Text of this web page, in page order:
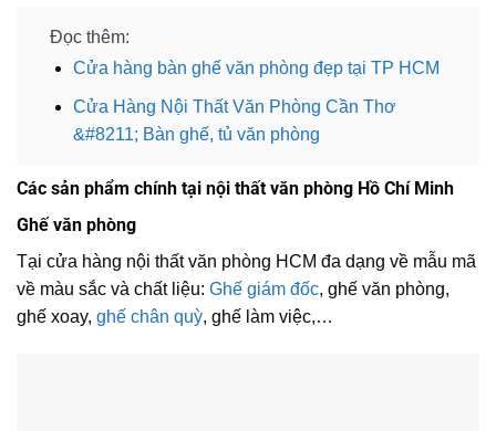
Đọc thêm:
Cửa hàng bàn ghế văn phòng đẹp tại TP HCM
Cửa Hàng Nội Thất Văn Phòng Cần Thơ
&#8211; Bàn ghế, tủ văn phòng
Các sản phẩm chính tại nội thất văn phòng Hồ Chí Minh
Ghế văn phòng
Tại cửa hàng nội thất văn phòng HCM đa dạng về mẫu mã
về màu sắc và chất liệu: Ghế giám đốc, ghế văn phòng,
ghế xoay, ghế chân quỳ, ghế làm việc,…